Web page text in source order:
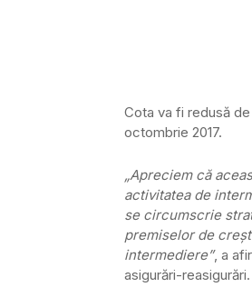
Cota va fi redusă de
octombrie 2017.
„Apreciem că
activitatea de
se circumscrie
premiselor de
intermediere”, a
asigurări-reasigurări.